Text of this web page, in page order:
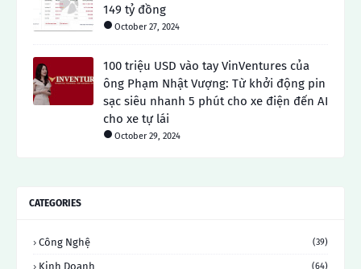
149 tỷ đồng
October 27, 2024
100 triệu USD vào tay VinVentures của
ông Phạm Nhật Vượng: Từ khởi động pin
sạc siêu nhanh 5 phút cho xe điện đến AI
cho xe tự lái
October 29, 2024
CATEGORIES
Công Nghệ (39)
Kinh Doanh (64)